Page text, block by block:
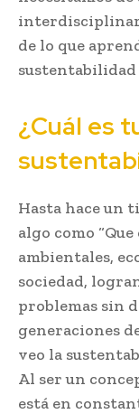
de lo que
¿Cuál es
Hasta hace un
algo como
ambientales,
sociedad,
problemas sin
generaciones
veo la
Al ser un
está en